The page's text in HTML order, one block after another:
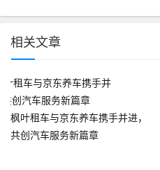
相关文章
枫叶租车与京东养车携手并进，
共创汽车服务新篇章